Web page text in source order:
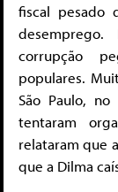
fiscal pesado
corrupção
populares.
São Paulo,
tentaram
relataram que
que a Dilma